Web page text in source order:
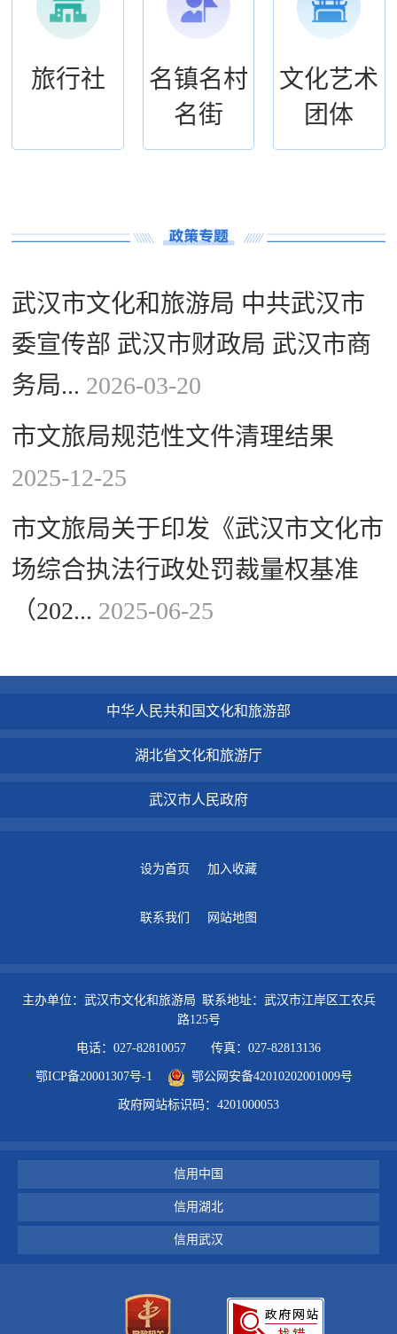
旅行社
名镇名村
名街
文化艺术
团体
武汉市文化和旅游局 中共武汉市
委宣传部 武汉市财政局 武汉市商
务局... 2026-03-20
市文旅局规范性文件清理结果
2025-12-25
市文旅局关于印发《武汉市文化市
场综合执法行政处罚裁量权基准
（202... 2025-06-25
中华人民共和国文化和旅游部
湖北省文化和旅游厅
武汉市人民政府
设为首页 加入收藏
联系我们 网站地图
主办单位：武汉市文化和旅游局 联系地址：武汉市江岸区工农兵
路125号
电话：027-82810057 传真：027-82813136
鄂ICP备20001307号-1 鄂公网安备42010202001009号
政府网站标识码：4201000053
信用中国
信用湖北
信用武汉